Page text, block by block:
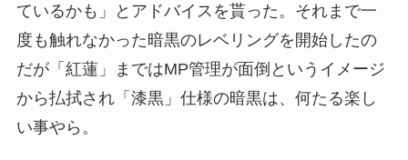
ているかも」とアドバイスを貰った。それまで一
度も触れなかった暗黒のレベリングを開始したの
だが「紅蓮」まではMP管理が面倒というイメージ
から払拭され「漆黒」仕様の暗黒は、何たる楽し
い事やら。